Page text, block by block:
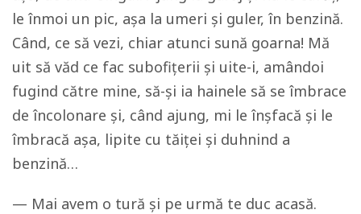
le înmoi un pic, așa la umeri și guler, în benzină.
Când, ce să vezi, chiar atunci sună goarna! Mă
uit să văd ce fac subofițerii și uite-i, amândoi
fugind către mine, să-și ia hainele să se îmbrace
de încolonare și, când ajung, mi le înșfacă și le
îmbracă așa, lipite cu tăiței și duhnind a
benzină…
— Mai avem o tură și pe urmă te duc acasă.